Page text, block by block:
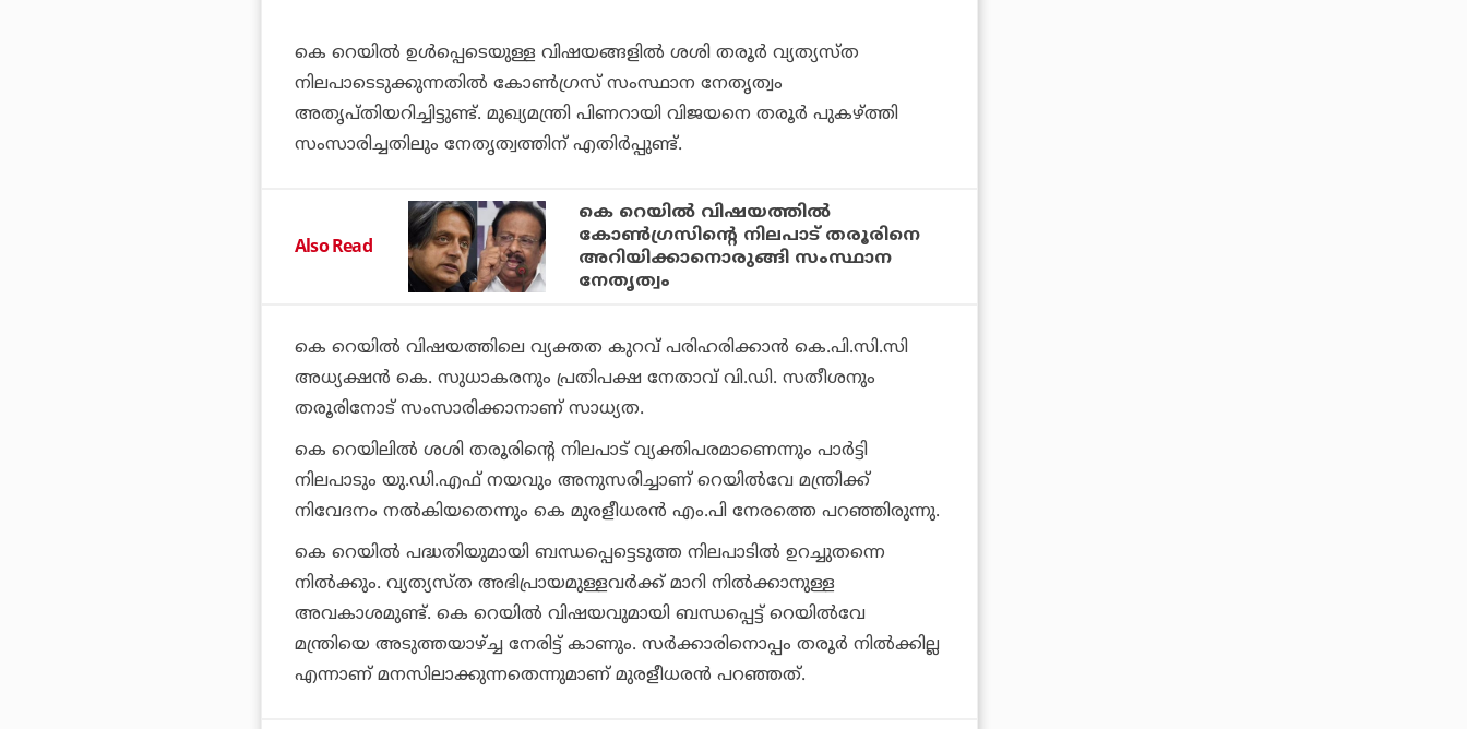
കെ റെയില്‍ ഉള്‍പ്പെടെയുള്ള വിഷയങ്ങളില്‍ ശശി തരൂര്‍ വ്യത്യസ്ത
നിലപാടെടുക്കുന്നതില്‍ കോണ്‍ഗ്രസ് സംസ്ഥാന നേതൃത്വം
അതൃപ്തിയറിച്ചിട്ടുണ്ട്. മുഖ്യമന്ത്രി പിണറായി വിജയനെ തരൂര്‍ പുകഴ്ത്തി
സംസാരിച്ചതിലും നേതൃത്വത്തിന് എതിര്‍പ്പുണ്ട്.
Also Read
കെ റെയില്‍ വിഷയത്തില്‍
കോണ്‍ഗ്രസിന്റെ നിലപാട് തരൂരിനെ
അറിയിക്കാനൊരുങ്ങി സംസ്ഥാന
നേതൃത്വം
കെ റെയില്‍ വിഷയത്തിലെ വ്യക്തത കുറവ് പരിഹരിക്കാന്‍ കെ.പി.സി.സി
അധ്യക്ഷന്‍ കെ. സുധാകരനും പ്രതിപക്ഷ നേതാവ് വി.ഡി. സതീശനും
തരൂരിനോട് സംസാരിക്കാനാണ് സാധ്യത.
കെ റെയിലില്‍ ശശി തരൂരിന്റെ നിലപാട് വ്യക്തിപരമാണെന്നും പാര്‍ട്ടി
നിലപാടും യു.ഡി.എഫ് നയവും അനുസരിച്ചാണ് റെയില്‍വേ മന്ത്രിക്ക്
നിവേദനം നല്‍കിയതെന്നും കെ മുരളീധരന്‍ എം.പി നേരത്തെ പറഞ്ഞിരുന്നു.
കെ റെയില്‍ പദ്ധതിയുമായി ബന്ധപ്പെട്ടെടുത്ത നിലപാടില്‍ ഉറച്ചുതന്നെ
നില്‍ക്കും. വ്യത്യസ്ത അഭിപ്രായമുള്ളവര്‍ക്ക് മാറി നില്‍ക്കാനുള്ള
അവകാശമുണ്ട്. കെ റെയില്‍ വിഷയവുമായി ബന്ധപ്പെട്ട് റെയില്‍വേ
മന്ത്രിയെ അടുത്തയാഴ്ച്ച നേരിട്ട് കാണും. സര്‍ക്കാരിനൊപ്പം തരൂര്‍ നില്‍ക്കില്ല
എന്നാണ് മനസിലാക്കുന്നതെന്നുമാണ് മുരളീധരന്‍ പറഞ്ഞത്.